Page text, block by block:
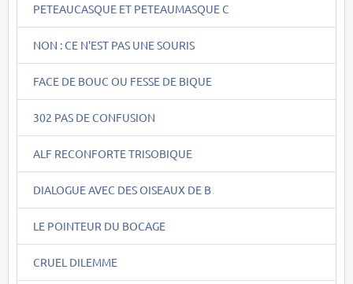
PETEAUCASQUE ET PETEAUMASQUE C
NON : CE N'EST PAS UNE SOURIS
FACE DE BOUC OU FESSE DE BIQUE
302 PAS DE CONFUSION
ALF RECONFORTE TRISOBIQUE
DIALOGUE AVEC DES OISEAUX DE B
LE POINTEUR DU BOCAGE
CRUEL DILEMME